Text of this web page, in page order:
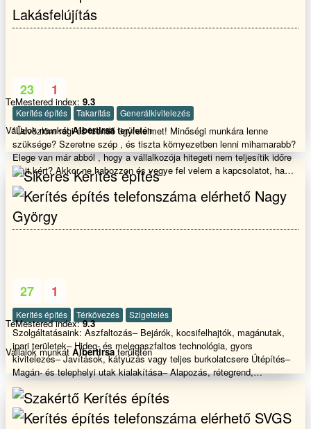
hőszigetelès , tèrkövezès , kerítès èpítès, kèmènyek javítása
,bontása, èpítèse. Hívjanak bizalommal . Tel. 06209957449. E-mail. :
Lakásfelújítás
23 1
Kerítés építés Takarítás Generálkivitelezés
"Üdvözlöm régi és leendő ügyfeleimet! Minőségi munkára lenne
szüksége? Szeretne szép , és tiszta környezetben lenni mihamarabb?
Elege van már abból , hogy a vállalkozója hitegeti nem teljesítik időre
amit kért? Akkor ne habozzon és vegye fel velem a kapcsolatot, ha
szobafestésre, gipszkartonszerelésre , teljeskörű lakásfelújításra van
szüksége! Üdvözlettel Tóth Csaba
TeMestered index: 9.3
Vállalok munkátAlbertirsaterületén
Nagy
György
27 1
Kerítés építés Térkövezés Szigetelés
Szolgáltatásaink: Aszfaltozás– Bejárók, kocsifelhajtók, magánutak,
ipari területek– Hideg- és melegaszfaltos technológia, gyors
kivitelezés– Javítások, kátyúzás vagy teljes burkolatcsere Útépítés–
Magán- és telephelyi utak kialakítása– Alapozás, rétegrend,
vízelvezetés megoldása– Tartós, szabványos kivitelezés nehézgépes
háttérrel Kerítésépítés– Beton, tégla, zsalukő, fakerítések készítése–
Hálós, paneles vagy egyedi megoldások– Teljes kivitelezés az
alapásástól a kapuk beépítéséig Térkövezés– Kerti utak, teraszok,
TeMestered index:9.3
Vállalok munkát Albertirsaterületén
SVGS